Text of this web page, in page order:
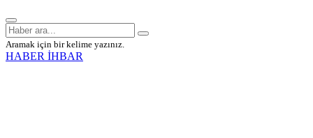
Aramak için bir kelime yazınız.
HABER İHBAR